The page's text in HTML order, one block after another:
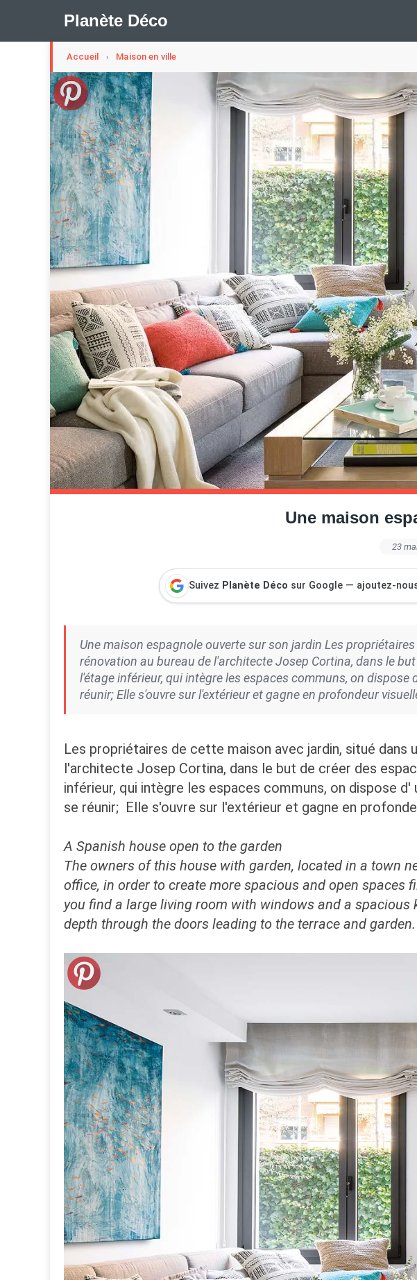
Planète Déco
🛍︎ Shop Planète Déco ℹ︎ À propos
Appartement Design Decoration Noël Design Suédois En
Méli-Mélo Suédois
Tendance Interieurs Scandinaves
Maison Appartement Écologique
Maison Container/container House Maison
Question De Style
Revue De Week End Tiny House
Accueil › Maison en ville
Une maison
23
Suivez Planète Déco sur Google — ajoutez-
Une maison espagnole ouverte sur son jardin Les
rénovation au bureau de l'architecte Josep Cortina, dans le
l'étage inférieur, qui intègre les espaces communs, on
réunir; Elle s'ouvre sur l'extérieur et gagne en profondeur
Les propriétaires de cette maison avec jardin, situé dans
l'architecte Josep Cortina, dans le but de créer des
inférieur, qui intègre les espaces communs, on dispose
se réunir; Elle s'ouvre sur l'extérieur et gagne en
A Spanish house open to the garden
The owners of this house with garden, located in a town
office, in order to create more spacious and open
you find a large living room with windows and a
depth through the doors leading to the terrace and garden.